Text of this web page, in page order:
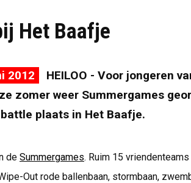
Het Baafje
2012
HEILOO - Voor jongeren
zomer weer Summergames
plaats in Het Baafje.
de Summergames. Ruim 15
Out rode ballenbaan, stormbaan,